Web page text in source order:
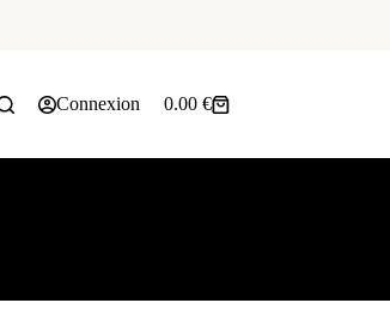
Connexion 0.00 €